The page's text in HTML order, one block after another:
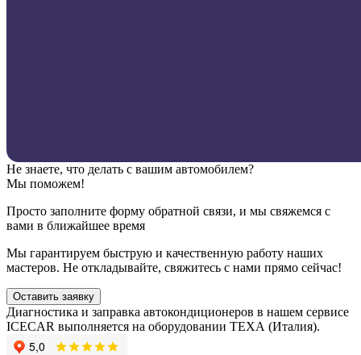
Не знаете, что делать с вашим автомобилем?
Мы поможем!
Просто заполните форму обратной связи, и мы свяжемся с
вами в ближайшее время
Мы гарантируем быструю и качественную работу наших
мастеров. Не откладывайте, свяжитесь с нами прямо сейчас!
Оставить заявку
Диагностика и заправка автокондиционеров в нашем сервисе
ICECAR выполняется на оборудовании ТЕХА (Италия).